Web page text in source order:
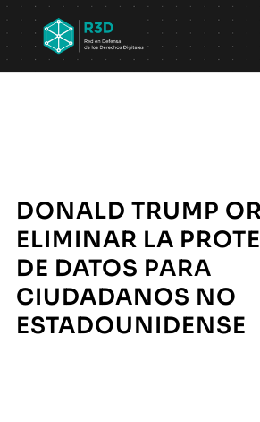
DONALD TRUMP
ELIMINAR LA
DE DATOS PARA
CIUDADANOS NO
ESTADOUNIDENSE